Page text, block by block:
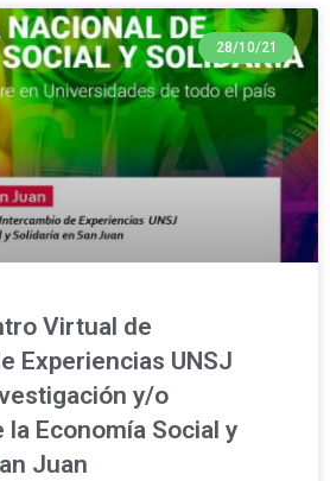
28/10/21
Virtual de
Experiencias UNSJ
y/o
Economía Social y
Juan